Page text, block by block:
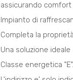
assicurando
Impianto di
Completa la
Una soluzione
Classe energetica "E".